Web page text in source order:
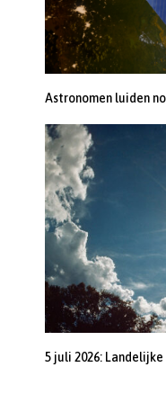
Astronomen luiden
5 juli 2026: